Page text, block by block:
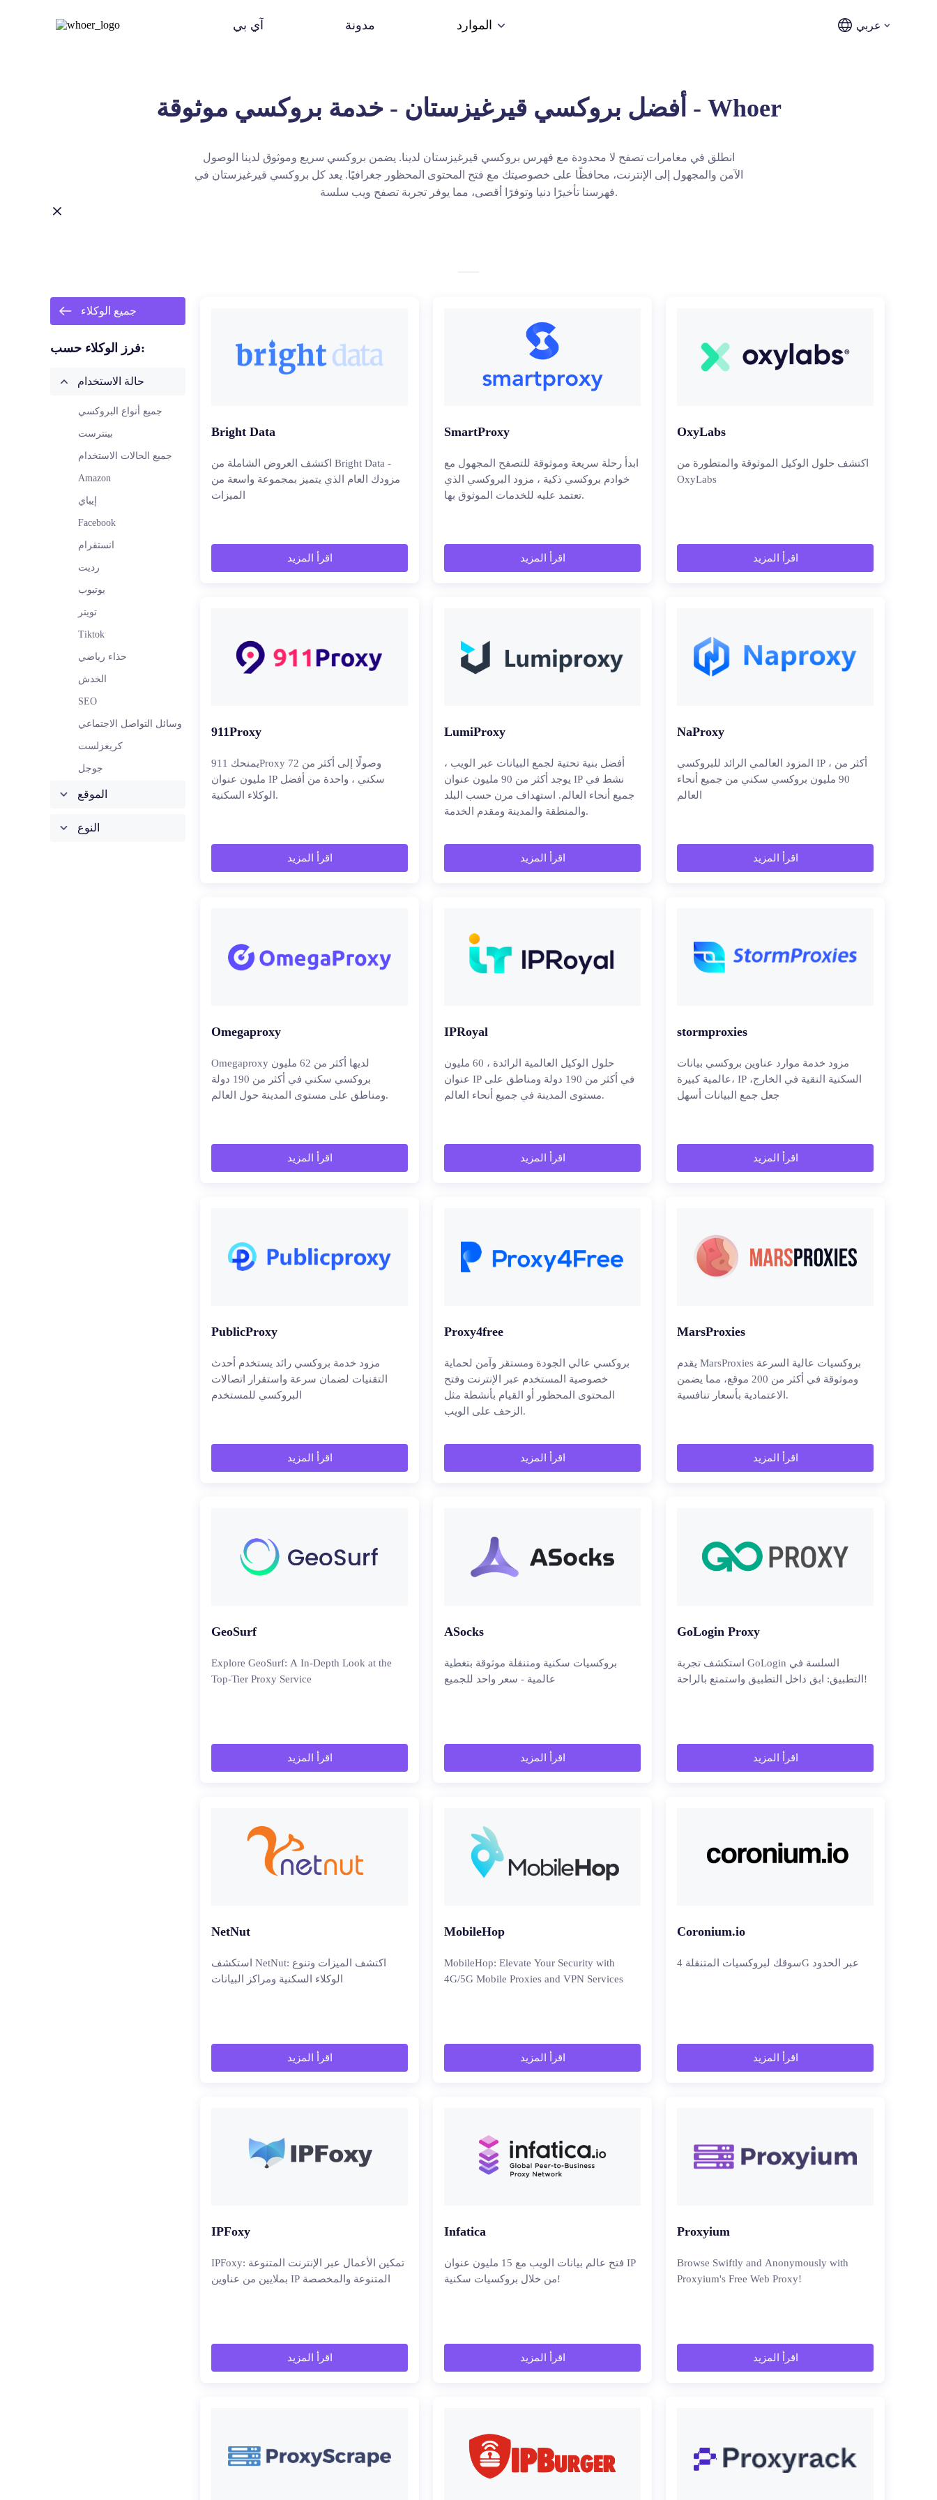
آي بي مدونة عربي
أفضل بروكسي قيرغيزستان - خدمة بروكسي موثوقة - Whoer
انطلق في مغامرات تصفح لا محدودة مع فهرس بروكسي قيرغيزستان لدينا. يضمن بروكسي سريع وموثوق لدينا الوصول
الآمن والمجهول إلى الإنترنت، محافظًا على خصوصيتك مع فتح المحتوى المحظور جغرافيًا. يعد كل بروكسي قيرغيزستان في
فهرسنا تأخيرًا دنيا وتوفرًا أقصى، مما يوفر تجربة تصفح ويب سلسة.
جميع الوكلاء
فرز الوكلاء حسب:
حالة الاستخدام
جميع أنواع البروكسي
بينترست
جميع الحالات الاستخدام
Amazon
إيباي
Facebook
انستقرام
رديت
يوتيوب
تويتر
Tiktok
حذاء رياضي
الخدش
SEO
وسائل التواصل الاجتماعي
كريغزلست
جوجل
الموقع
النوع
Bright Data
اكتشف العروض الشاملة من Bright Data -
مزودك العام الذي يتميز بمجموعة واسعة من
الميزات
اقرأ المزيد
SmartProxy
ابدأ رحلة سريعة وموثوقة للتصفح المجهول مع
خوادم بروكسي ذكية ، مزود البروكسي الذي
تعتمد عليه للخدمات الموثوق بها.
اقرأ المزيد
OxyLabs
اكتشف حلول الوكيل الموثوقة والمتطورة من
OxyLabs
اقرأ المزيد
911Proxy
يمنحك 911Proxy وصولًا إلى أكثر من 72
مليون عنوان IP سكني ، واحدة من أفضل
الوكلاء السكنية.
اقرأ المزيد
LumiProxy
أفضل بنية تحتية لجمع البيانات عبر الويب ،
يوجد أكثر من 90 مليون عنوان IP نشط في
جميع أنحاء العالم. استهداف مرن حسب البلد
والمنطقة والمدينة ومقدم الخدمة.
اقرأ المزيد
NaProxy
المزود العالمي الرائد للبروكسي IP ، أكثر من
90 مليون بروكسي سكني من جميع أنحاء
العالم
اقرأ المزيد
Omegaproxy
Omegaproxy لديها أكثر من 62 مليون
بروكسي سكني في أكثر من 190 دولة
ومناطق على مستوى المدينة حول العالم.
اقرأ المزيد
IPRoyal
حلول الوكيل العالمية الرائدة ، 60 مليون
عنوان IP في أكثر من 190 دولة ومناطق على
مستوى المدينة في جميع أنحاء العالم.
اقرأ المزيد
stormproxies
مزود خدمة موارد عناوين بروكسي بيانات
عالمية كبيرة، IP السكنية النقية في الخارج،
جعل جمع البيانات أسهل
اقرأ المزيد
PublicProxy
مزود خدمة بروكسي رائد يستخدم أحدث
التقنيات لضمان سرعة واستقرار اتصالات
البروكسي للمستخدم
اقرأ المزيد
Proxy4free
بروكسي عالي الجودة ومستقر وآمن لحماية
خصوصية المستخدم عبر الإنترنت وفتح
المحتوى المحظور أو القيام بأنشطة مثل
الزحف على الويب.
اقرأ المزيد
MarsProxies
يقدم MarsProxies بروكسيات عالية السرعة
وموثوقة في أكثر من 200 موقع، مما يضمن
الاعتمادية بأسعار تنافسية.
اقرأ المزيد
GeoSurf
Explore GeoSurf: A In-Depth Look at the
Top-Tier Proxy Service
اقرأ المزيد
ASocks
بروكسيات سكنية ومتنقلة موثوقة بتغطية
عالمية - سعر واحد للجميع
اقرأ المزيد
GoLogin Proxy
استكشف تجربة GoLogin السلسة في
التطبيق: ابق داخل التطبيق واستمتع بالراحة!
اقرأ المزيد
NetNut
استكشف NetNut: اكتشف الميزات وتنوع
الوكلاء السكنية ومراكز البيانات
اقرأ المزيد
MobileHop
MobileHop: Elevate Your Security with
4G/5G Mobile Proxies and VPN Services
اقرأ المزيد
Coronium.io
سوقك لبروكسيات المتنقلة 4G عبر الحدود
اقرأ المزيد
IPFoxy
IPFoxy: تمكين الأعمال عبر الإنترنت المتنوعة
بملايين من عناوين IP المتنوعة والمخصصة
اقرأ المزيد
Infatica
فتح عالم بيانات الويب مع 15 مليون عنوان IP
من خلال بروكسيات سكنية!
اقرأ المزيد
Proxyium
Browse Swiftly and Anonymously with
Proxyium's Free Web Proxy!
اقرأ المزيد